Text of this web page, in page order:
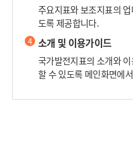
주요지표와 보조지표의
도록 제공합니다.
4 소개 및 이용가이드
국가발전지표의 소개와
할 수 있도록 메인화면에